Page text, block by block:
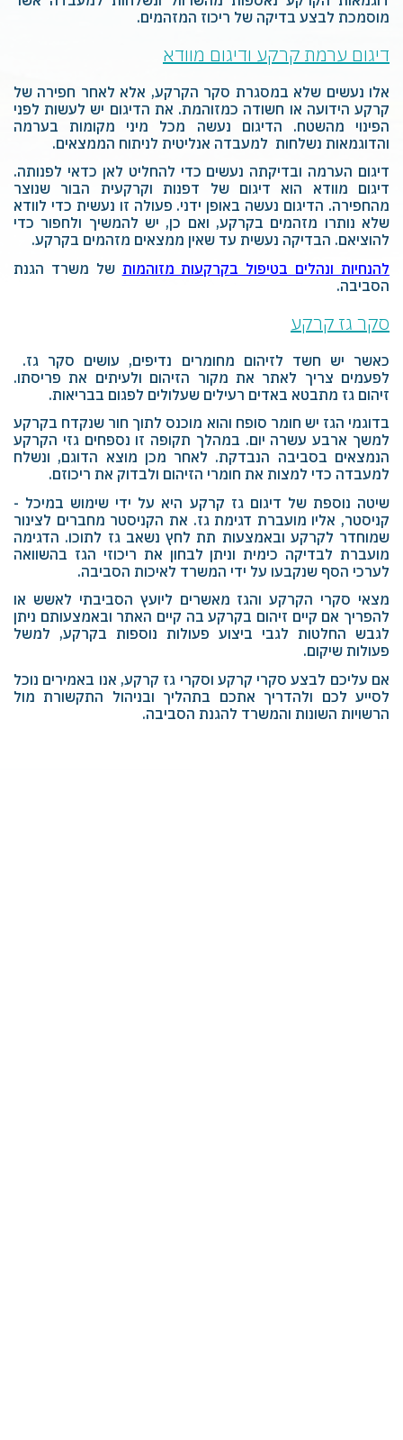
מוסמכת לבצע בדיקה של ריכוז המזהמים.
דיגום ערמת קרקע ודיגום מוודא
אלו נעשים שלא במסגרת סקר הקרקע, אלא לאחר חפירה של
קרקע הידועה או חשודה כמזוהמת. את הדיגום יש לעשות לפני
הפינוי מהשטח. הדיגום נעשה מכל מיני מקומות בערמה
והדוגמאות נשלחות למעבדה אנליטית לניתוח הממצאים.
דיגום הערמה ובדיקתה נעשים כדי להחליט לאן כדאי לפנותה.
דיגום מוודא הוא דיגום של דפנות וקרקעית הבור שנוצר
מהחפירה. הדיגום נעשה באופן ידני. פעולה זו נעשית כדי לוודא
שלא נותרו מזהמים בקרקע, ואם כן, יש להמשיך ולחפור כדי
להוציאם. הבדיקה נעשית עד שאין ממצאים מזהמים בקרקע.
להנחיות ונהלים בטיפול בקרקעות מזוהמות של משרד הגנת
הסביבה.
סקר גז קרקע
כאשר יש חשד לזיהום מחומרים נדיפים, עושים סקר גז.
לפעמים צריך לאתר את מקור הזיהום ולעיתים את פריסתו.
זיהום גז מתבטא באדים רעילים שעלולים לפגום בבריאות.
בדוגמי הגז יש חומר סופח והוא מוכנס לתוך חור שנקדח בקרקע
למשך ארבע עשרה יום. במהלך תקופה זו נספחים גזי הקרקע
הנמצאים בסביבה הנבדקת. לאחר מכן מוצא הדוגם, ונשלח
למעבדה כדי למצות את חומרי הזיהום ולבדוק את ריכוזם.
שיטה נוספת של דיגום גז קרקע היא על ידי שימוש במיכל -
קניסטר, אליו מועברת דגימת גז. את הקניסטר מחברים לצינור
שמוחדר לקרקע ובאמצעות תת לחץ נשאב גז לתוכו. הדגימה
מועברת לבדיקה כימית וניתן לבחון את ריכוזי הגז בהשוואה
לערכי הסף שנקבעו על ידי המשרד לאיכות הסביבה.
מצאי סקרי הקרקע והגז מאשרים ליועץ הסביבתי לאשש או
להפריך אם קיים זיהום בקרקע בה קיים האתר ובאמצעותם ניתן
לגבש החלטות לגבי ביצוע פעולות נוספות בקרקע, למשל
פעולות שיקום.
אם עליכם לבצע סקרי קרקע וסקרי גז קרקע, אנו באמירים נוכל
לסייע לכם ולהדריך אתכם בתהליך ובניהול התקשורת מול
הרשויות השונות והמשרד להגנת הסביבה.